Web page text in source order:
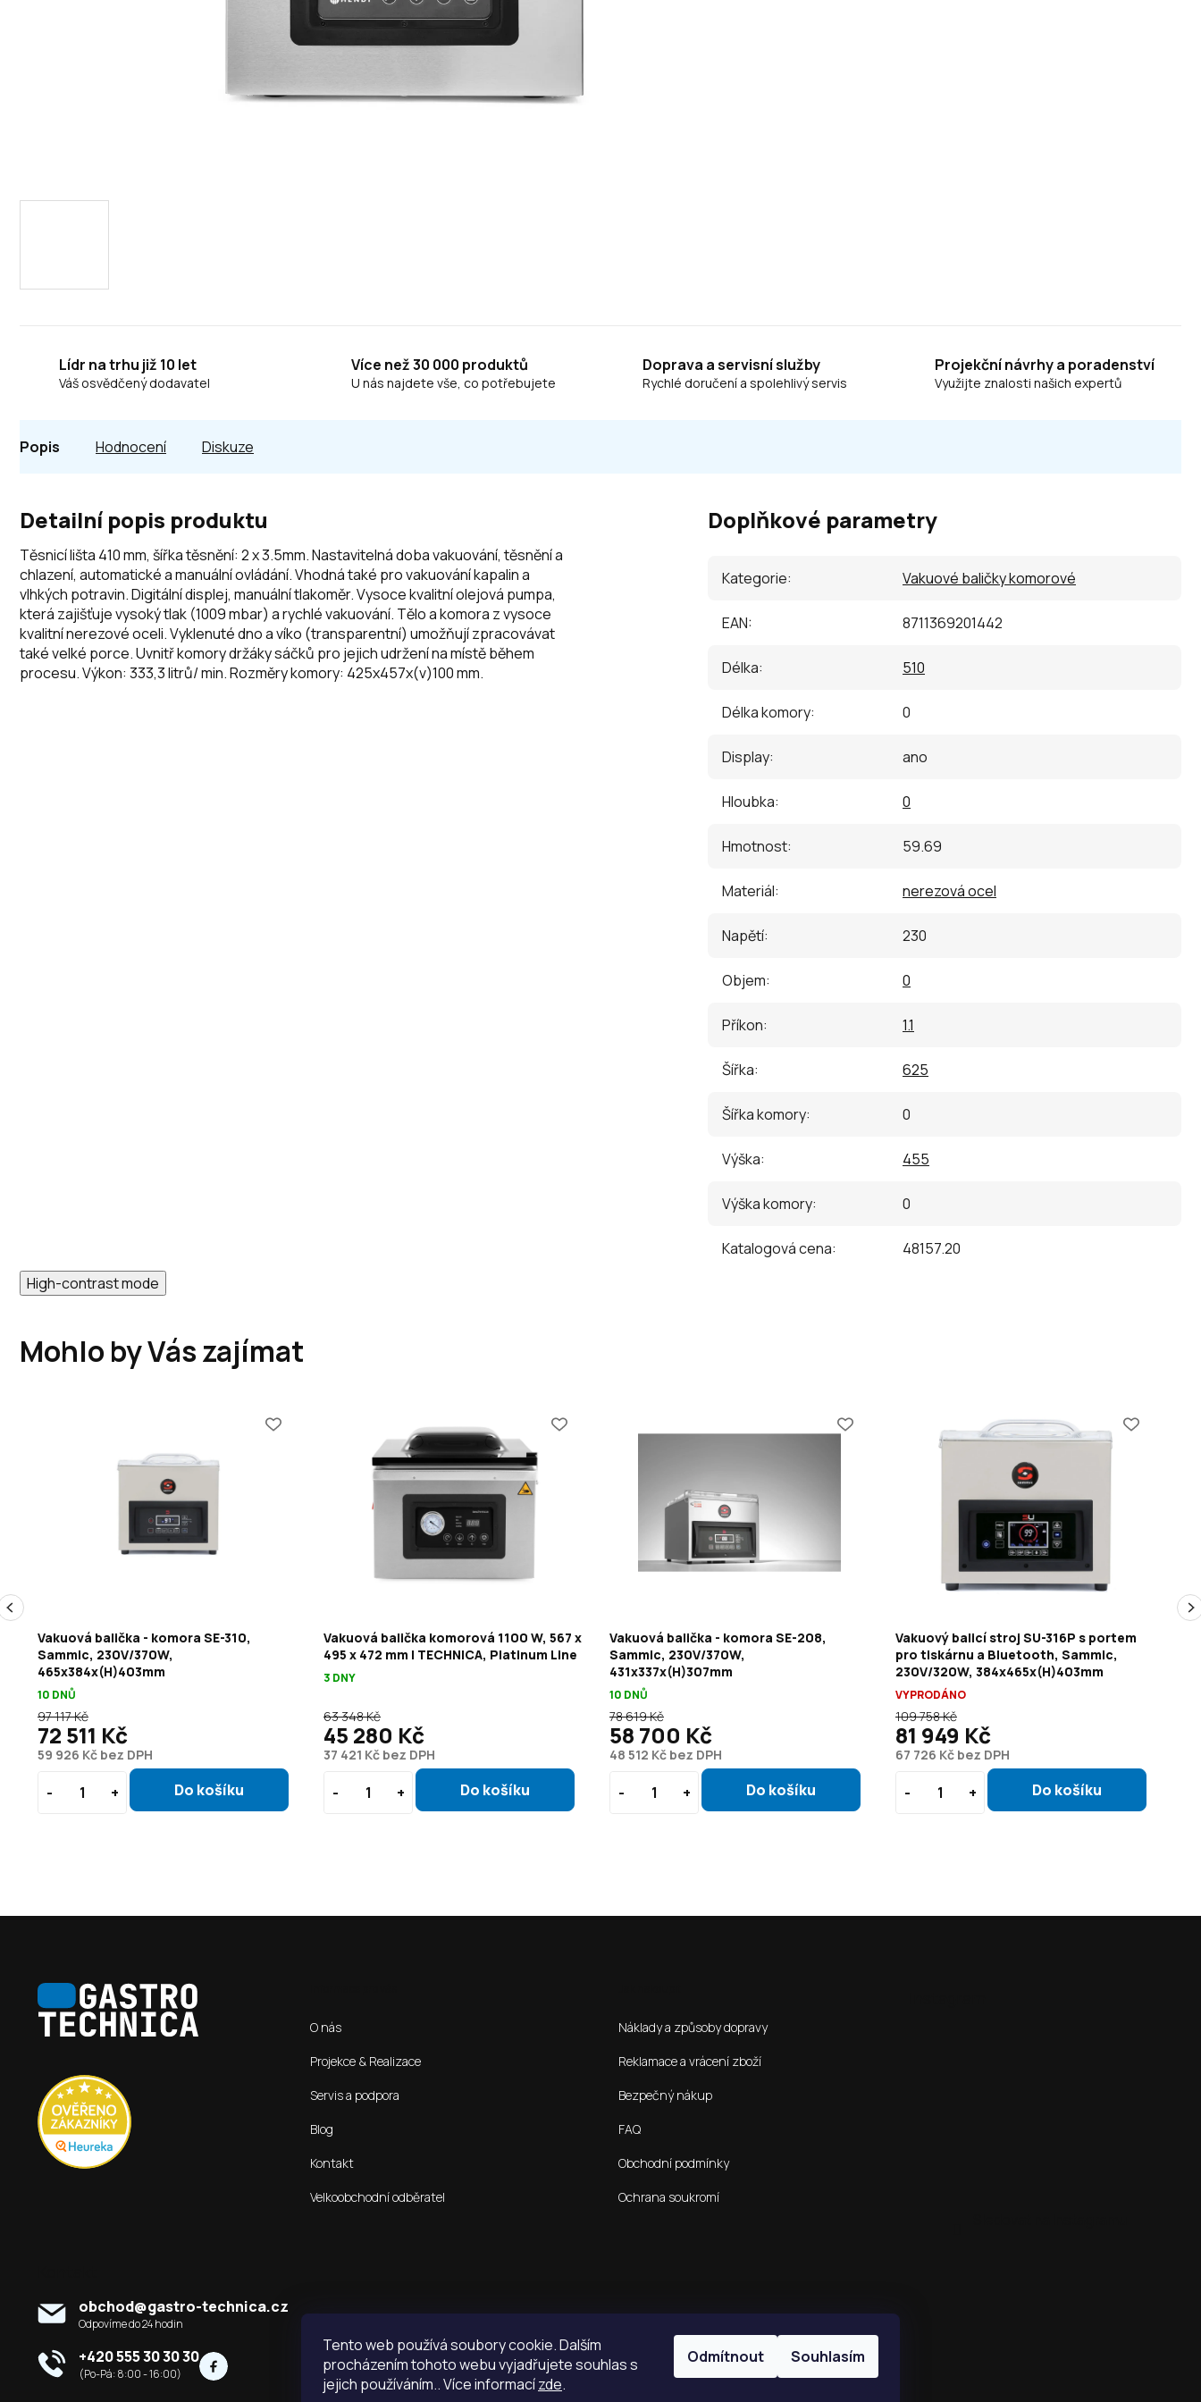
Tento web používá soubory cookie. Dalším
procházením tohoto webu vyjadřujete souhlas s
jejich používáním.. Více informacízde.
Odmítnout Souhlasím
Lídr na trhu již 10 let
Váš osvědčený dodavatel
Více než 30 000 produktů
U nás najdete vše, co potřebujete
Doprava a servisní služby
Rychlé doručení a spolehlivý servis
Projekční návrhy a poradenství
Využijte znalosti našich expertů
Popis Hodnocení Diskuze
Detailní popis produktu
Těsnicí lišta 410 mm, šířka těsnění: 2 x 3.5mm. Nastavitelná doba vakuování, těsnění a
chlazení, automatické a manuální ovládání. Vhodná také pro vakuování kapalin a
vlhkých potravin. Digitální displej, manuální tlakoměr. Vysoce kvalitní olejová pumpa,
která zajišťuje vysoký tlak (1009 mbar) a rychlé vakuování. Tělo a komora z vysoce
kvalitní nerezové oceli. Vyklenuté dno a víko (transparentní) umožňují zpracovávat
také velké porce. Uvnitř komory držáky sáčků pro jejich udržení na místě během
procesu. Výkon: 333,3 litrů/ min. Rozměry komory: 425x457x(v)100 mm.
Doplňkové parametry
Kategorie: Vakuové baličky komorové
EAN: 8711369201442
Délka: 510
Délka komory: 0
Display: ano
Hloubka: 0
Hmotnost: 59.69
Materiál: nerezová ocel
Napětí: 230
Objem: 0
Příkon: 1.1
Šířka: 625
Šířka komory: 0
Výška: 455
Výška komory: 0
Katalogová cena:
48157.20
High-contrast mode
Mohlo by Vás zajímat
Vakuová balička - komora SE-310,
Sammic, 230V/370W,
465x384x(H)403mm
10 DNŮ
59 926 Kč bez DPH
97 117 Kč
72 511 Kč
Vakuová balička komorová 1100 W, 567 x
495 x 472 mm | TECHNICA, Platinum Line
3 DNY
37 421 Kč bez DPH
63 348 Kč
45 280 Kč
Vakuová balička - komora SE-208,
Sammic, 230V/370W,
431x337x(H)307mm
10 DNŮ
48 512 Kč bez DPH
78 619 Kč
58 700 Kč
Vakuový balicí stroj SU-316P s portem
pro tiskárnu a Bluetooth, Sammic,
230V/320W, 384x465x(H)403mm
VYPRODÁNO
67 726 Kč bez DPH
109 758 Kč
81 949 Kč
O nás
Projekce & Realizace
Servis a podpora
Blog
Kontakt
Velkoobchodní odběratel
Náklady a způsoby dopravy
Reklamace a vrácení zboží
Bezpečný nákup
FAQ
Obchodní podmínky
Ochrana soukromí
obchod@gastro-technica.cz
+420 555 30 30 30